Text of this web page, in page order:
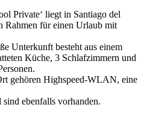
Private‘ liegt in Santiago del
Rahmen für einen Urlaub mit
Unterkunft besteht aus einem
Küche, 3 Schlafzimmern und
gehören Highspeed-WLAN, eine
ebenfalls vorhanden.